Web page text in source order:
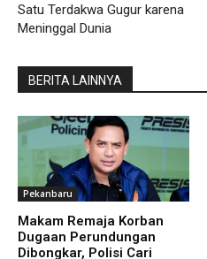
Satu Terdakwa Gugur karena
Meninggal Dunia
BERITA LAINNYA
Pekanbaru
Makam Remaja Korban
Dugaan Perundungan
Dibongkar, Polisi Cari